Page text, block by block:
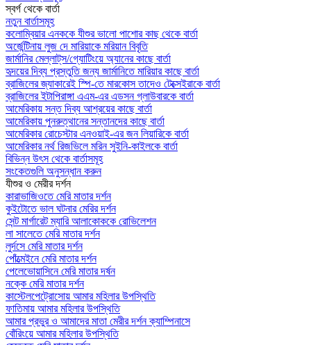
স্বর্গ থেকে বার্তা
নতুন বার্তাসমূহ
কলোম্বিয়ার এনককে যীশুর ভালো পাশোর কাছ থেকে বার্তা
অর্জেন্টিনায় লুজ দে মারিয়াকে মরিয়ান বিবৃতি
জার্মানির মেল্লাট্‌স/গ্যোটিংয়ে অ্যানের কাছে বার্তা
হৃদয়ের দিব্য প্রস্তুতি জন্য জার্মানিতে মারিয়ার কাছে বার্তা
ব্রাজিলের জ্যাকারেই স্পি-তে মারকোস তাদেও টেক্সেইরাকে বার্তা
ব্রাজিলের ইটাপিরাঙ্গা এএম-এর এডসন গ্লাউবারকে বার্তা
আমেরিকায় সন্ত দিব্য আশ্রয়ের কাছে বার্তা
আমেরিকায় পুনরুত্থানের সন্তানদের কাছে বার্তা
আমেরিকার রোচেস্টার এনওয়াই-এর জন লিয়ারিকে বার্তা
আমেরিকার নর্থ রিজভিলে মরিন সুইনি-কাইলকে বার্তা
বিভিন্ন উৎস থেকে বার্তাসমূহ
সংকেতগুলি অনুসন্ধান করুন
যীশুর ও মেরীর দর্শন
কারাভাজিওতে মেরি মাতার দর্শন
কুইটোতে ভাল ঘটনার মেরির দর্শন
সেন্ট মার্গারেট ম্যারি আলাকোককে রোভিলেশন
লা সালেতে মেরি মাতার দর্শন
লুর্দসে মেরি মাতার দর্শন
পোঁত্মেইনে মেরি মাতার দর্শন
পেলেভোয়াসিনে মেরি মাতার দর্ষন
নক্কে মেরি মাতার দর্শন
কাস্টেলপেট্রোসোয় আমার মহিলার উপস্থিতি
ফাতিমায় আমার মহিলার উপস্থিতি
আমার প্রভুর ও আমাদের মাতা মেরীর দর্শন ক্যাম্পিনাসে
বোঁরিংয়ে আমার মহিলার উপস্থিতি